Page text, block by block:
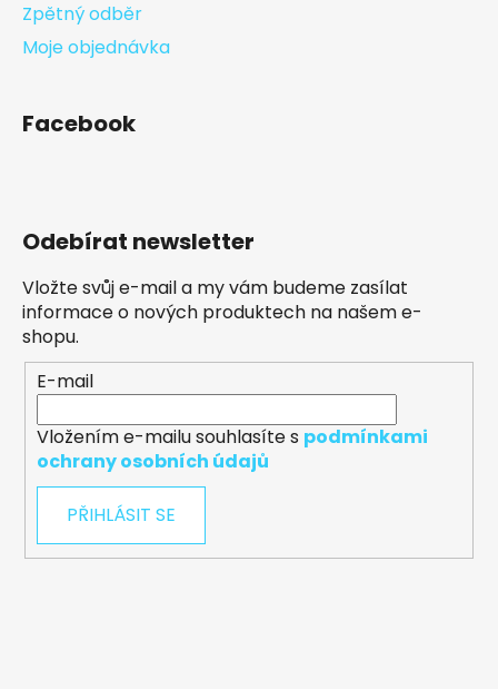
Zpětný odběr
Moje objednávka
Facebook
Odebírat newsletter
Vložte svůj e-mail a my vám budeme zasílat
informace o nových produktech na našem e-
shopu.
E-mail
Vložením e-mailu souhlasíte s podmínkami
ochrany osobních údajů
PŘIHLÁSIT SE